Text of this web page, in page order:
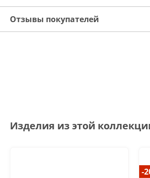
Отзывы покупателей
Изделия из этой
-